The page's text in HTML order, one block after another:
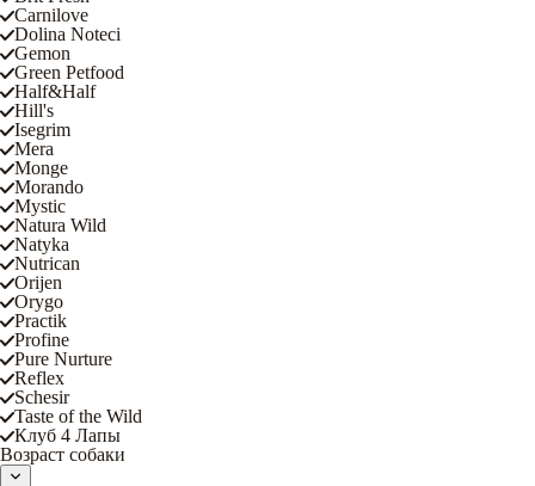
Carnilove
Dolina Noteci
Gemon
Green Petfood
Half&Half
Hill's
Isegrim
Mera
Monge
Morando
Mystic
Natura Wild
Natyka
Nutrican
Orijen
Orygo
Practik
Profine
Pure Nurture
Reflex
Schesir
Taste of the Wild
Клуб 4 Лапы
Возраст собаки